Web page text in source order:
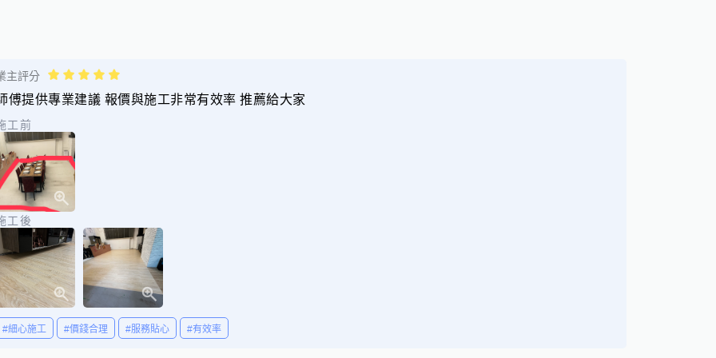
主評分
傅提供專業建議 報價與施工非常有效率 推薦給大家
工前
工後
#細心施工 #價錢合理 #服務貼心 #有效率